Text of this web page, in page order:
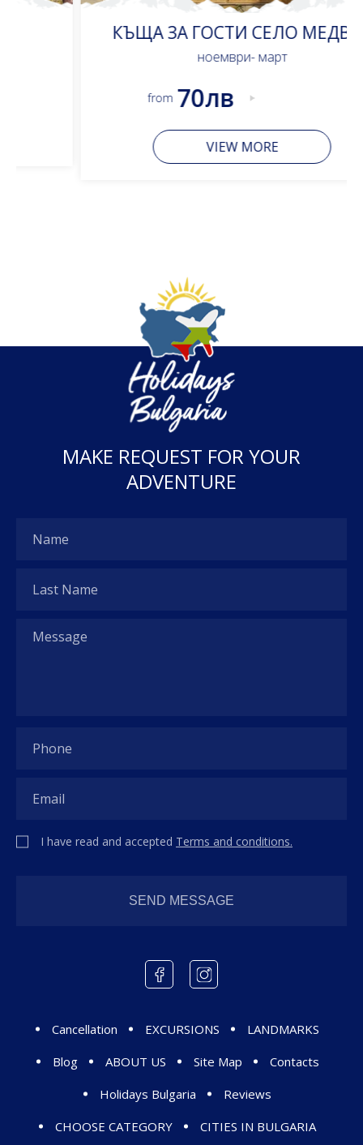
КЪЩА ЗА ГОСТИ СЕЛО МЕДВЕН
ноември- март
70лв
VIЕW MORE
MAKE REQUEST FOR YOUR
ADVENTURE
I have read and accepted Terms and conditions.
Cancellation EXCURSIONS
LANDMARKS
Blog
ABOUT US Site Map
Contacts
Holidays Bulgaria
Reviews
CHOOSE CATEGORY
CITIES IN BULGARIA